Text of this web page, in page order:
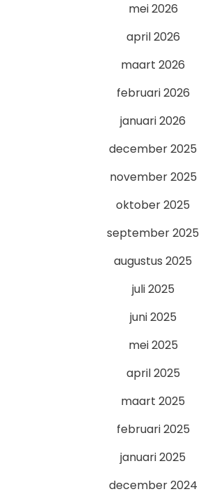
mei 2026
april 2026
maart 2026
februari 2026
januari 2026
december 2025
november 2025
oktober 2025
september 2025
augustus 2025
juli 2025
juni 2025
mei 2025
april 2025
maart 2025
februari 2025
januari 2025
december 2024